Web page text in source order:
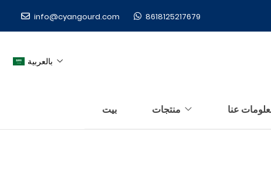
info@cyangourd.com 8618125217679
بالعربية
بيت منتجات عنا